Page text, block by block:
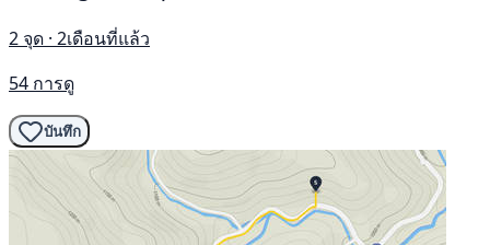
2 จุด · 2เดือนที่แล้ว
54 การดู
บันทึก